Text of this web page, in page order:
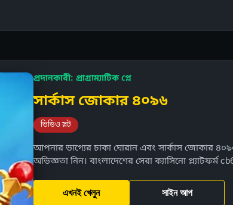
প্রদানকারী: প্রাগ্রাম্যাটিক প্লে
সার্কাস জোকার ৪০৯৬
ভিডিও স্লট
আপনার ভাগ্যের চাকা ঘোরান এবং সার্কাস জোকার
অভিজ্ঞতা নিন। বাংলাদেশের সেরা ক্যাসিনো
এখনই খেলুন সাইন আপ